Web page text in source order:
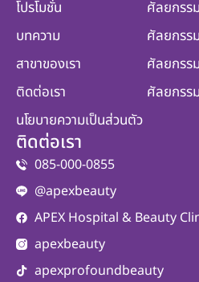
โปรโมชั่น
บทความ
สาขาของเรา
ติดต่อเรา
นโยบายความเป็นส่วนตัว
ศัลยกรร
ศัลยกรร
ศัลยกรร
ศัลยกรร
ติดต่อเรา
085-000-0855
@apexbeauty
APEX Hospital & Beauty
apexbeauty
apexprofoundbeauty